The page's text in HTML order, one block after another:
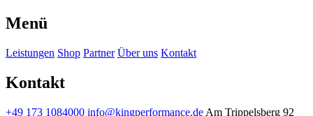
Menü
Leistungen Shop Partner Über uns Kontakt
Kontakt
+49 173 1084000 info@kingperformance.de Am Trippelsberg 92